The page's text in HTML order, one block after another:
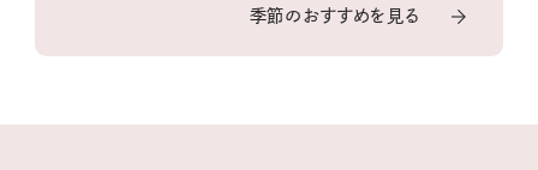
季節のおすすめを見る